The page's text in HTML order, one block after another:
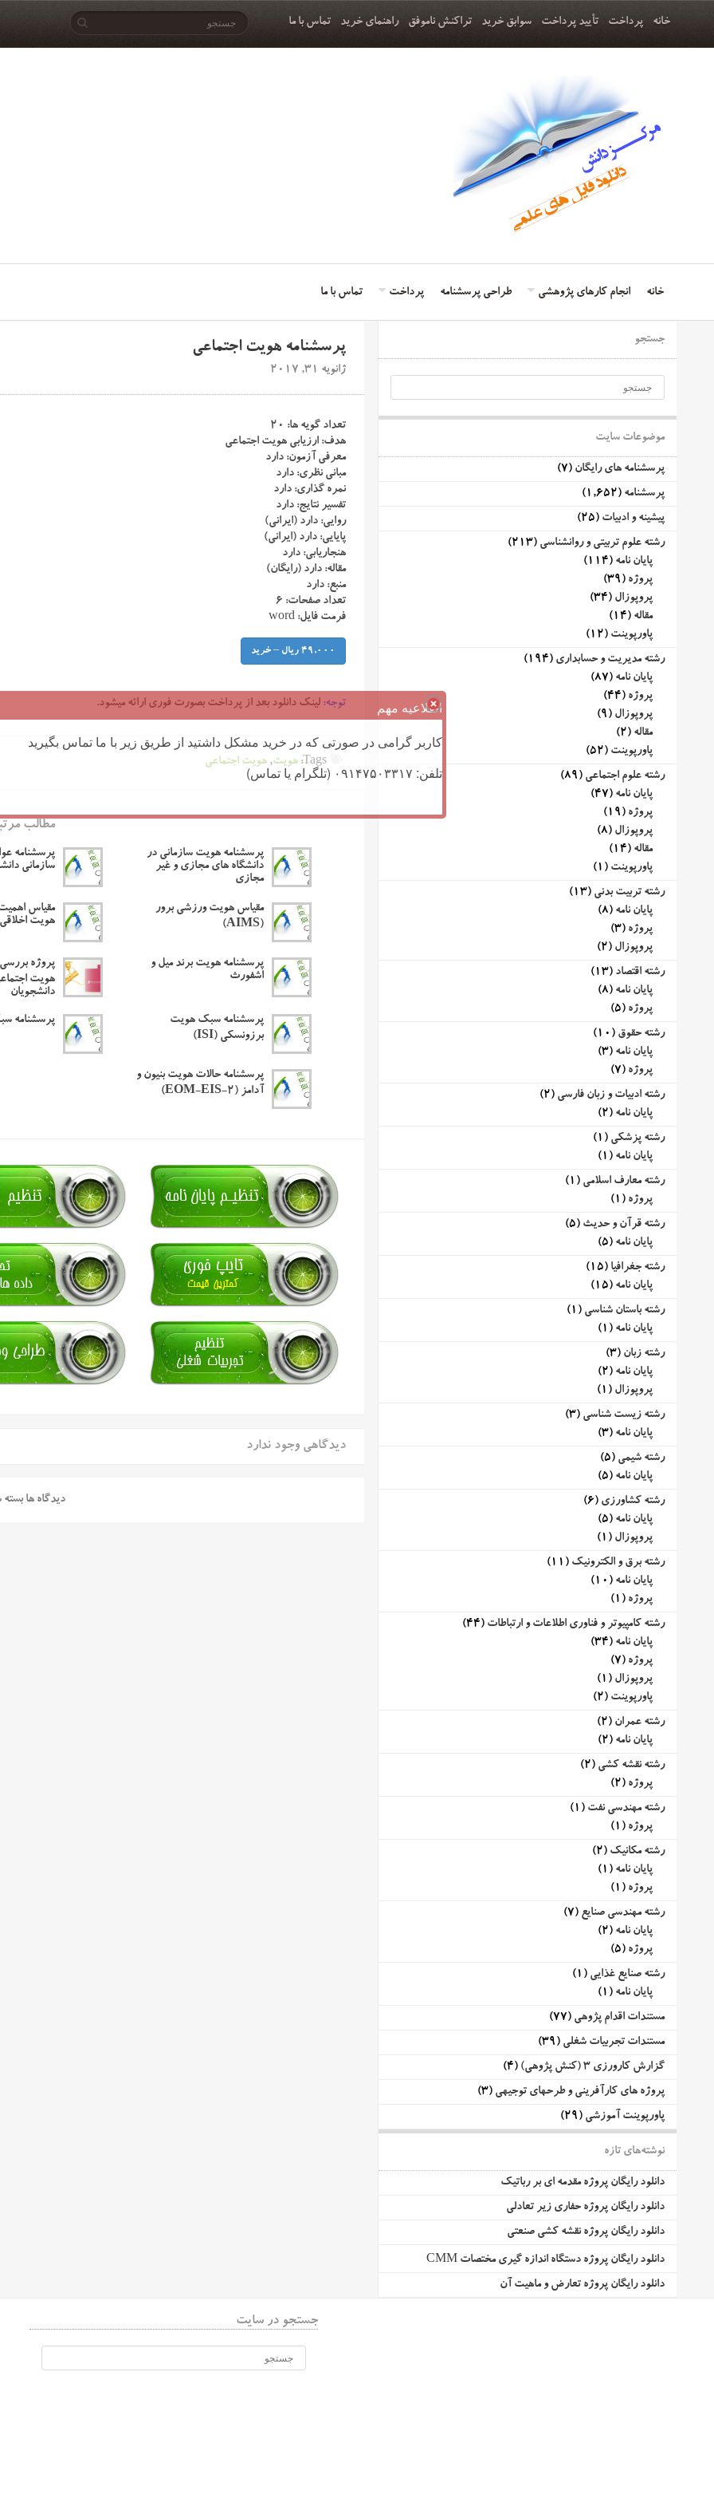
خانه پرداخت تأیید پرداخت سوابق خرید تراکنش ناموفق راهنمای خرید تماس با ما
خانه انجام کارهای پژوهشی طراحی پرسشنامه پرداخت تماس با ما
پرسشنامه هویت اجتماعی
ژانویه 31, 2017
تعداد گویه ها: ۲۰
هدف: ارزیابی هویت اجتماعی
معرفی آزمون: دارد
مبانی نظری: دارد
نمره گذاری: دارد
تفسیر نتایج: دارد
روایی: دارد (ایرانی)
پایایی: دارد (ایرانی)
هنجاریابی: دارد
مقاله: دارد (رایگان)
منبع: دارد
تعداد صفحات: ۶
فرمت فایل: word
49,000 ریال – خرید
توجه: لینک دانلود بعد از پرداخت بصورت فوری ارائه میشود.
هویت, هویت اجتماعی
مطالب
پرسشنامه هویت سازمانی در
دانشگاه های مجازی و غیر
مجازی
پرسشنامه
سازمانی
مقیاس هویت ورزشی برور
(AIMS)
مقیاس
هویت اخلاقی
پرسشنامه هویت برند میل و
اشفورث
پروژه
هویت
دانشجویان
پرسشنامه سبک هویت
برزونسکی (ISI)
پرسشنامه
پرسشنامه حالات هویت بنیون و
آدامز (EOM-EIS-2)
دیدگاهی وجود ندارد
دیدگاه ها
جستجو
موضوعات سایت
پرسشنامه های رایگان (7)
پرسشنامه (1,652)
پیشینه و ادبیات (25)
رشته علوم تربیتی و روانشناسی (213)
پایان نامه (114)
پروژه (39)
پروپوزال (34)
مقاله (14)
پاورپوینت (12)
رشته مدیریت و حسابداری (194)
پایان نامه (87)
پروژه (44)
پروپوزال (9)
مقاله (2)
پاورپوینت (52)
رشته علوم اجتماعی (89)
پایان نامه (47)
پروژه (19)
پروپوزال (8)
مقاله (14)
پاورپوینت (1)
رشته تربیت بدنی (13)
پایان نامه (8)
پروژه (3)
پروپوزال (2)
رشته اقتصاد (13)
پایان نامه (8)
پروژه (5)
رشته حقوق (10)
پایان نامه (3)
پروژه (7)
رشته ادبیات و زبان فارسی (2)
پایان نامه (2)
رشته پزشکی (1)
پایان نامه (1)
رشته معارف اسلامی (1)
پروژه (1)
رشته قرآن و حدیث (5)
پایان نامه (5)
رشته جغرافیا (15)
پایان نامه (15)
رشته باستان شناسی (1)
پایان نامه (1)
رشته زبان (3)
پایان نامه (2)
پروپوزال (1)
رشته زیست شناسی (3)
پایان نامه (3)
رشته شیمی (5)
پایان نامه (5)
رشته کشاورزی (6)
پایان نامه (5)
پروپوزال (1)
رشته برق و الکترونیک (11)
پایان نامه (10)
پروژه (1)
رشته کامپیوتر و فناوری اطلاعات و ارتباطات (44)
پایان نامه (34)
پروژه (7)
پروپوزال (1)
پاورپوینت (2)
رشته عمران (2)
پایان نامه (2)
رشته نقشه کشی (2)
پروژه (2)
رشته مهندسی نفت (1)
پروژه (1)
رشته مکانیک (2)
پایان نامه (1)
پروژه (1)
رشته مهندسی صنایع (7)
پایان نامه (2)
پروژه (5)
رشته صنایع غذایی (1)
پایان نامه (1)
مستندات اقدام پژوهی (77)
مستندات تجربیات شغلی (39)
گزارش کارورزی 3 (کنش پژوهی)
(4)
پروژه های کارآفرینی و طرحهای توجیهی (3)
پاورپوینت آموزشی (29)
نوشته‌های تازه
دانلود رایگان پروژه مقدمه ای بر رباتیک
دانلود رایگان پروژه حفاری زیر تعادلی
دانلود رایگان پروژه نقشه کشی صنعتی
دانلود رایگان پروژه دستگاه اندازه گیری مختصات CMM
دانلود رایگان پروژه تعارض و ماهیت آن
اطلاعیه مهم
کاربر گرامی در صورتی که در خرید مشکل داشتید از طریق زیر با ما تماس بگیرید
تلفن: ۰۹۱۴۷۵۰۳۳۱۷ (تلگرام یا تماس)
جستجو در سایت